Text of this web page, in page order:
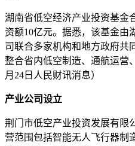
湖南省低空经济产业投资基金
资额10亿元。据悉，该基金由
司联合多家机构和地方政府共
整合省内低空制造、通航运营
月24日人民财讯消息）
产业公司设立
荆门市低空产业投资发展有限
营范围包括智能无人飞行器制